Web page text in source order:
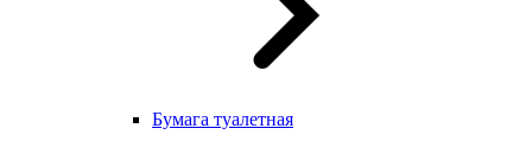
Бумага туалетная